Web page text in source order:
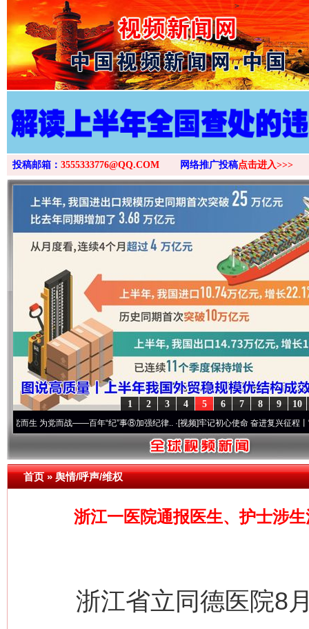
>
投稿邮箱： 3555333776@QQ.COM 网络推广投稿点击进入>>>
10
9
8
7
6
5
4
3
2
1
党而战——百年“纪”事⑧加强纪律..·[视频]牢记初心使命 奋进复兴征程丨“转折之城”
首页»舆情/呼声/维权
浙江一医院通报医生、护士涉
浙江省立同德医院8月